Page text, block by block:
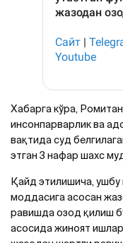
Хабарга кўра,
инсонпарварлик ва
вақтида суд
этган 3 нафар шахс
Қайд этилишича,
моддасига асосан
равишда озод қилиш
асосида жиноят